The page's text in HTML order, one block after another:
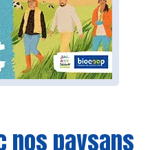
nos paysans